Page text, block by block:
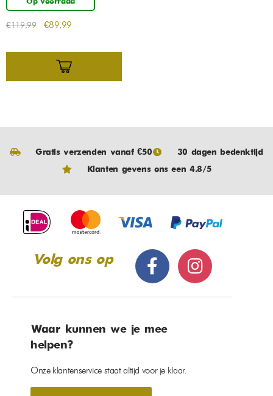
€119,99 €89,99
Gratis verzenden vanaf €50
30 dagen bedenktijd
Klanten gevens ons een 4.8/5
Volg ons op
Waar kunnen we je mee
helpen?
Onze klantenservice staat altijd voor je klaar.